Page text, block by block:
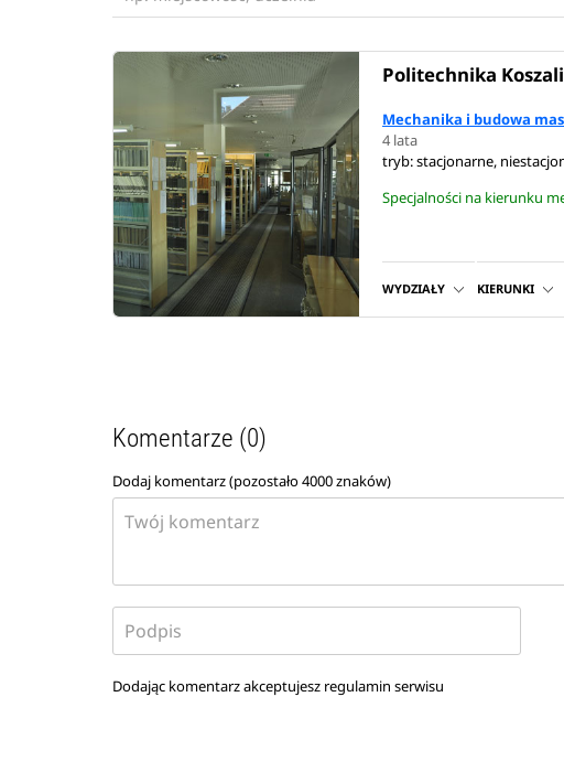
Politechnika
Mechanika i budowa
4 lata
tryb: stacjonarne,
Specjalności na kierunku
WYDZIAŁY KIERUNKI
Komentarze (0)
Dodaj komentarz (pozostało4000znaków)
Dodając komentarz akceptujesz regulamin serwisu